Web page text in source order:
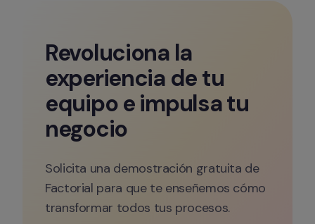
Revoluciona la
experiencia de tu
equipo e impulsa tu
negocio
Solicita una demostración gratuita de
Factorial para que te enseñemos cómo
transformar todos tus procesos.